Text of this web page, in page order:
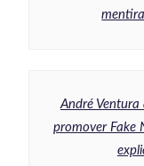
André Ventura
promover Fake